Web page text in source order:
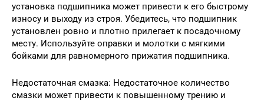
установка подшипника может привести к его быстрому
износу и выходу из строя. Убедитесь, что подшипник
установлен ровно и плотно прилегает к посадочному
месту. Используйте оправки и молотки с мягкими
бойками для равномерного прижатия подшипника.
Недостаточная смазка: Недостаточное количество
смазки может привести к повышенному трению и